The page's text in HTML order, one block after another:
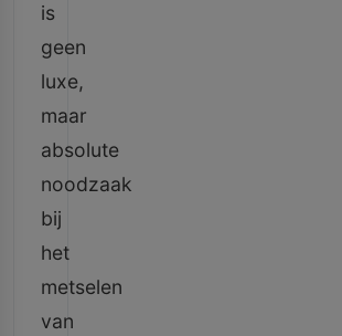
is
geen
luxe,
maar
absolute
noodzaak
bij
het
metselen
van